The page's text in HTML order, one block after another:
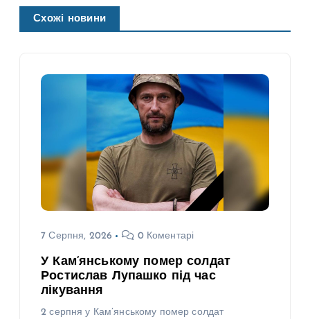
Схожі новини
7 Серпня, 2026 0 Коментарі
У Кам’янському помер солдат
Ростислав Лупашко під час
лікування
2 серпня у Кам’янському помер солдат